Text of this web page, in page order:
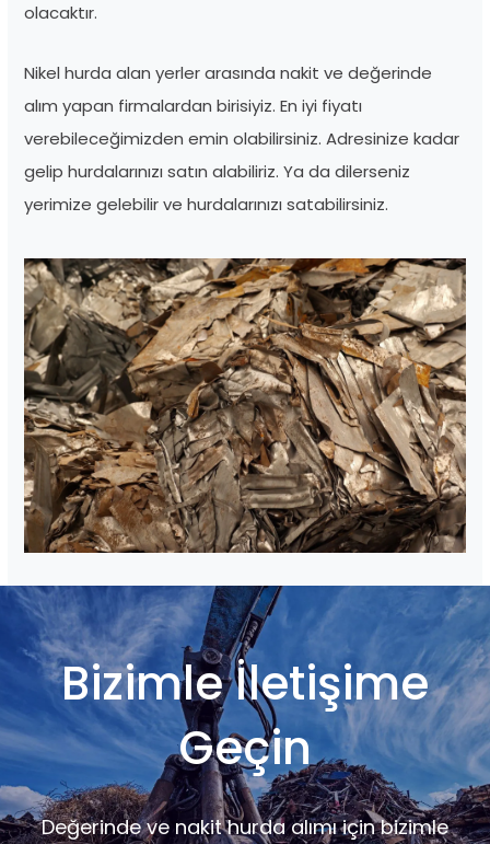
olacaktır.
Nikel hurda alan yerler arasında nakit ve değerinde
alım yapan firmalardan birisiyiz. En iyi fiyatı
verebileceğimizden emin olabilirsiniz. Adresinize kadar
gelip hurdalarınızı satın alabiliriz. Ya da dilerseniz
yerimize gelebilir ve hurdalarınızı satabilirsiniz.
Bizimle İletişime
Geçin
Değerinde ve nakit hurda alımı için bizimle